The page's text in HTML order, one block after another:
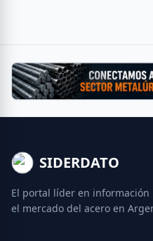
SIDERDATO
El portal líder en
el mercado del acero en